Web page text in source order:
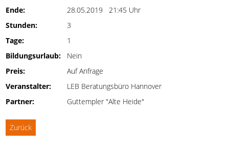
Ende:
28.05.2019 21:45 Uhr
Stunden:
3
Tage:
1
Bildungsurlaub:
Nein
Preis:
Auf Anfrage
Veranstalter:
LEB Beratungsbüro Hannover
Partner:
Guttempler "Alte Heide"
Zurück